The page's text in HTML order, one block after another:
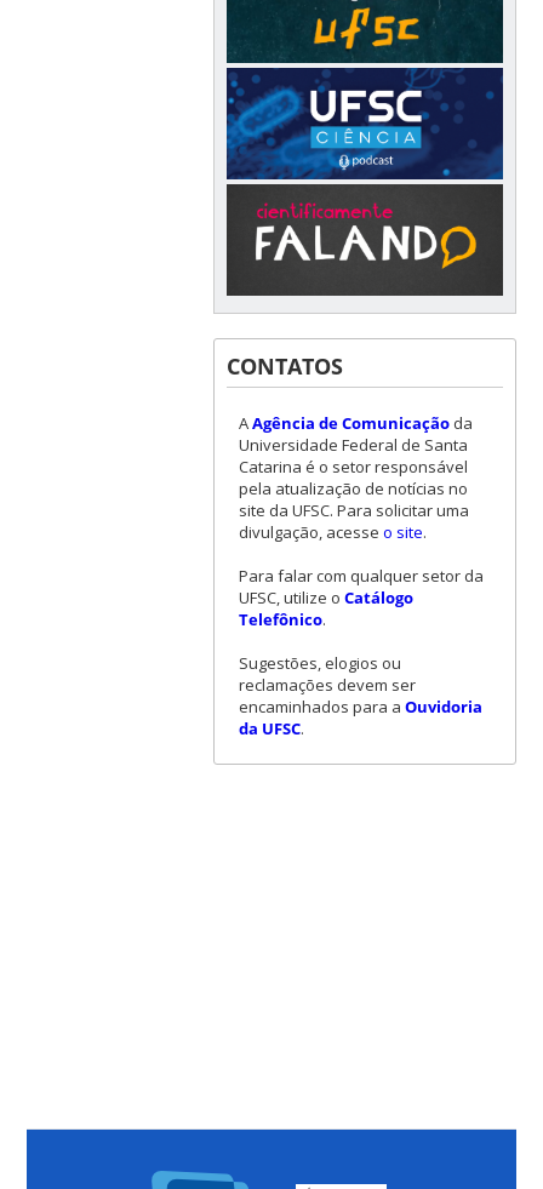
CONTATOS
AAgência de Comunicaçãoda
Universidade Federal de Santa
Catarina é o setor responsável
pela atualização de notícias no
site da UFSC. Para solicitar uma
divulgação, acesse o site.
Para falar com qualquer setor da
UFSC, utilize o Catálogo
Telefônico.
Sugestões, elogios ou
reclamações devem ser
encaminhados para a Ouvidoria
da UFSC.